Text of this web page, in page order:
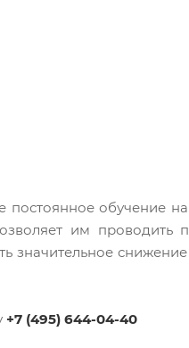
обучение
им проводить
значительное
+7 (495) 644-04-40